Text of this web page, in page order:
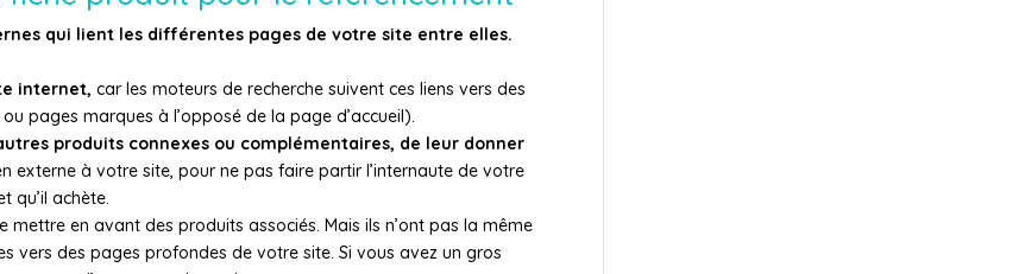
qui lient les différentes pages de votre site entre elles.
internet, car les moteurs de recherche suivent ces liens vers des
pages marques à l’opposé de la page d’accueil).
produits connexes ou complémentaires, de leur donner
externe à votre site, pour ne pas faire partir l’internaute de votre
qu’il achète.
en avant des produits associés. Mais ils n’ont pas la même
vers des pages profondes de votre site. Si vous avez un gros